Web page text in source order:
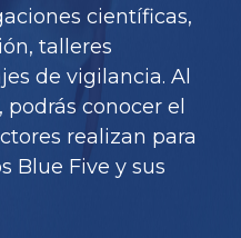
científicas,
talleres
de vigilancia. Al
conocer el
realizan para
Blue Five y sus